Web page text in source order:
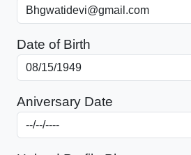
Date of Birth
Aniversary Date